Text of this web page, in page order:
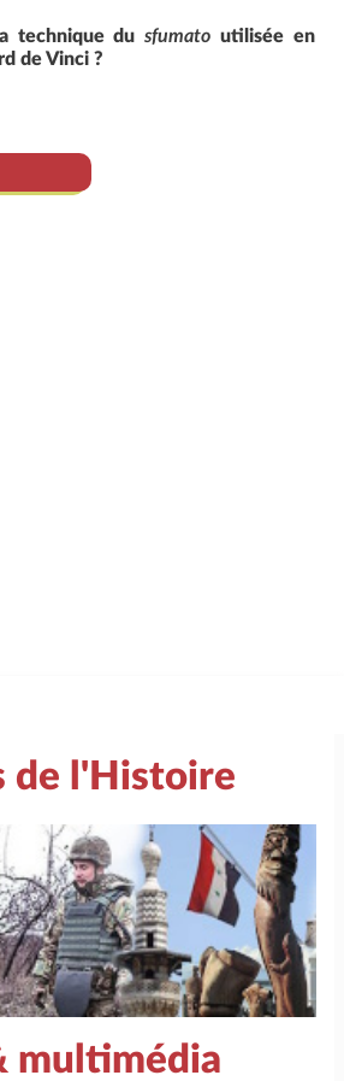
technique dusfumato utilisée en
de Vinci ?
de l'Histoire
multimédia